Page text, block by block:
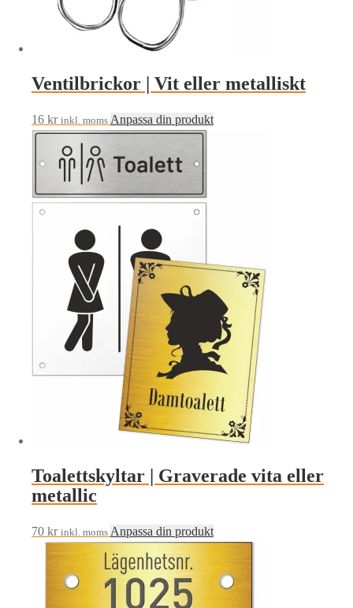
Ventilbrickor | Vit eller metalliskt
16 kr inkl. moms Anpassa din produkt
Toalettskyltar | Graverade vita eller
metallic
70 kr inkl. moms Anpassa din produkt